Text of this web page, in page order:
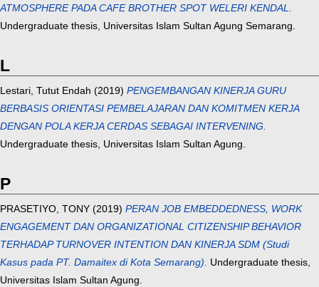
ATMOSPHERE PADA CAFE BROTHER SPOT WELERI KENDAL.
Undergraduate thesis, Universitas Islam Sultan Agung Semarang.
L
Lestari, Tutut Endah (2019) PENGEMBANGAN KINERJA GURU
BERBASIS ORIENTASI PEMBELAJARAN DAN KOMITMEN KERJA
DENGAN POLA KERJA CERDAS SEBAGAI INTERVENING.
Undergraduate thesis, Universitas Islam Sultan Agung.
P
PRASETIYO, TONY (2019) PERAN JOB EMBEDDEDNESS, WORK
ENGAGEMENT DAN ORGANIZATIONAL CITIZENSHIP BEHAVIOR
TERHADAP TURNOVER INTENTION DAN KINERJA SDM (Studi
Kasus pada PT. Damaitex di Kota Semarang). Undergraduate thesis,
Universitas Islam Sultan Agung.